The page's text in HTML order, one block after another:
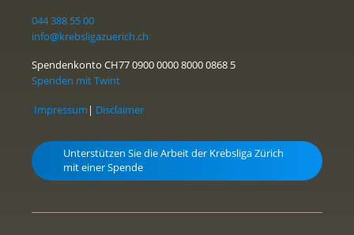
044 388 55 00
info@krebsligazuerich.ch
Spendenkonto CH77 0900 0000 8000 0868 5
Spenden mit Twint
Impressum | Disclaimer
Unterstützen Sie die Arbeit der Krebsliga Zürich
mit einer Spende